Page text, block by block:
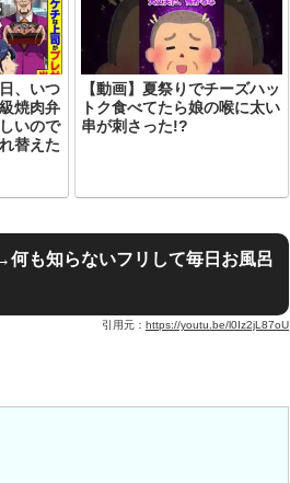
、いつ
焼肉弁
いので
替えた
【動画】夏祭りでチーズハッ
トク食べてたら娘の喉に太い
串が刺さった!?
何も知らないフリして毎日お風呂
引用元： https://youtu.be/l0Iz2jL87oU